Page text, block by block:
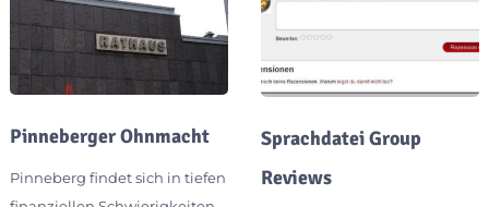
Pinneberger Ohnmacht
Pinneberg findet sich in tiefen
Sprachdatei Group
Reviews